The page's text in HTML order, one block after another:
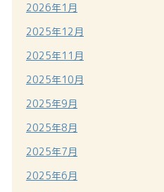
2026年1月
2025年12月
2025年11月
2025年10月
2025年9月
2025年8月
2025年7月
2025年6月